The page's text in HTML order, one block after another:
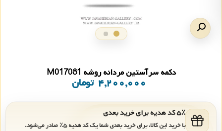
دکمه سرآستین مردانه روشه M017081
۴,۲۰۰,۰۰۰ تومان
۵٪ کد هدیه برای خرید بعدی
با خرید این کالا، برای خرید بعدی شما یک کد هدیه۵٪ صادر می‌شود.